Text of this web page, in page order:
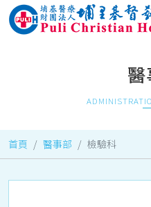
首頁 醫事部 檢驗科